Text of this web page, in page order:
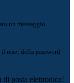
un messaggio
reset della password
di posta elettronica!